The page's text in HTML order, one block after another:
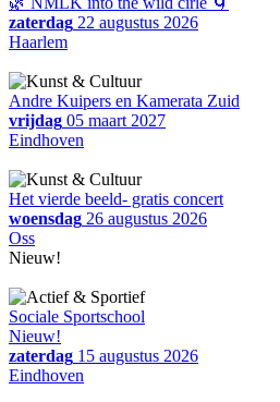
zaterdag 22 augustus 2026
Haarlem
Andre Kuipers en Kamerata Zuid
vrijdag 05 maart 2027
Eindhoven
Het vierde beeld- gratis concert
woensdag 26 augustus 2026
Oss
Nieuw!
Sociale Sportschool
Nieuw!
zaterdag 15 augustus 2026
Eindhoven